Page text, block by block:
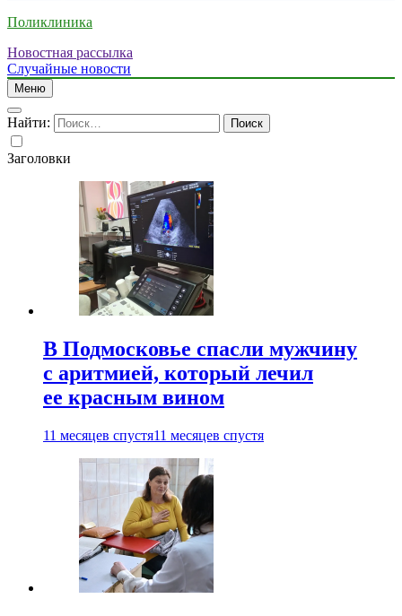
Поликлиника
Новостная рассылка
Случайные новости
Меню
Найти:
Заголовки
В Подмосковье спасли мужчину
с аритмией, который лечил
ее красным вином
11 месяцев спустя11 месяцев спустя